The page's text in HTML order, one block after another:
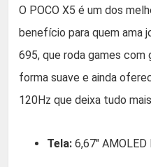
O POCO X5 é um dos
benefício para quem ama
695, que roda games
forma suave e ainda
120Hz que deixa tudo
Tela: 6,67″